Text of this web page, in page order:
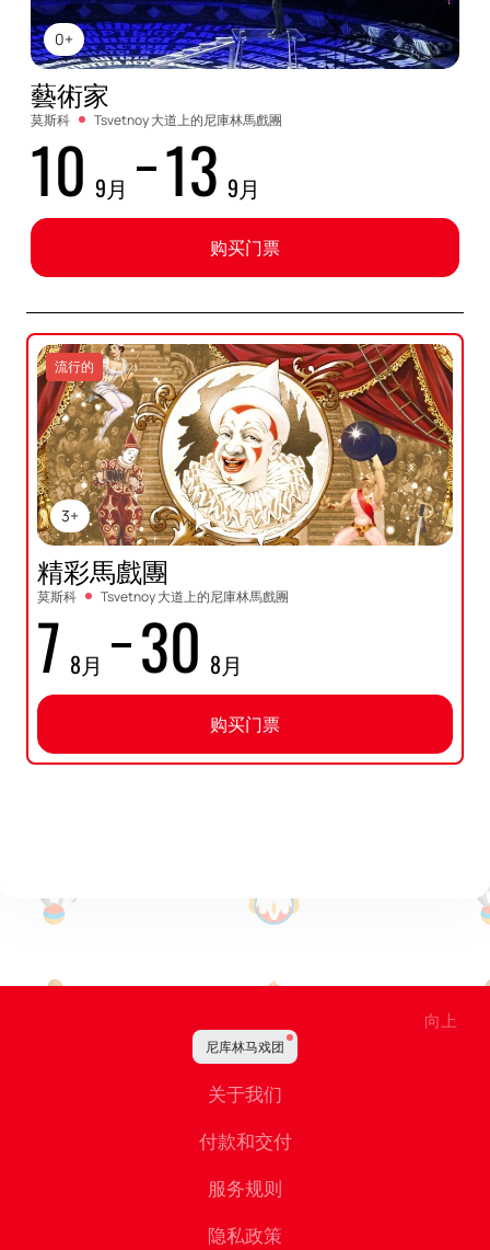
0+
藝術家
莫斯科 Tsvetnoy 大道上的尼庫林馬戲團
10 9月 13 9月
购买门票
3+
流行的
精彩馬戲團
莫斯科 Tsvetnoy 大道上的尼庫林馬戲團
7 8月 30 8月
购买门票
向上
尼库林马戏团
关于我们
付款和交付
服务规则
隐私政策